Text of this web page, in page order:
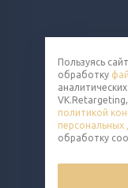
©
Пользуясь
обработку
политикой
персональных
обработку